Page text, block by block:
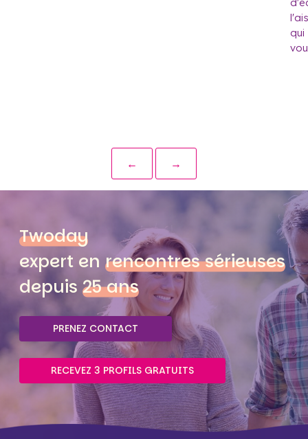
← →
qui
Twoday
expert en rencontres sérieuses
depuis 25 ans
PRENEZ CONTACT
RECEVEZ 3 PROFILS GRATUITS